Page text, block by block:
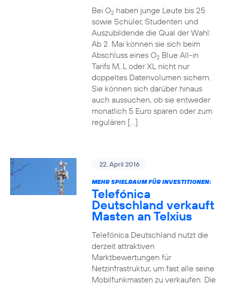
Bei O2haben junge Leute bis 25
sowie Schüler, Studenten und
Auszubildende die Qual der Wahl:
Ab 2. Mai können sie sich beim
Abschluss eines O2Blue All-in
Tarifs M, L oder XL nicht nur
doppeltes Datenvolumen sichern.
Sie können sich darüber hinaus
auch aussuchen, ob sie entweder
monatlich 5 Euro sparen oder zum
regulären […]
22. April 2016
MEHR SPIELRAUM FÜR INVESTITIONEN:
Telefónica
Deutschland verkauft
Masten an Telxius
Telefónica Deutschland nutzt die
derzeit attraktiven
Marktbewertungen für
Netzinfrastruktur, um fast alle seine
Mobilfunkmasten zu verkaufen. Die